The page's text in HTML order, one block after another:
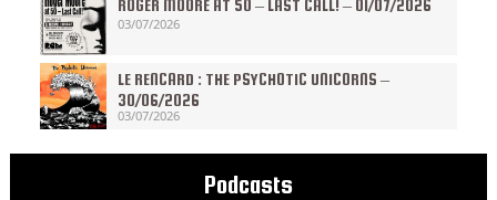
ROGER MOORE AT 50 – LAST CALL! – 01/07/2026
03/07/2026
LE RENCARD : THE PSYCHOTIC UNICORNS –
30/06/2026
03/07/2026
Podcasts